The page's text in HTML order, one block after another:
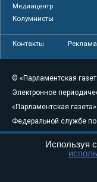
Медиацентр
Колумнисты
Контакты Реклама
© «Парламентская
Электронное
«Парламентская
Федеральной службе
связи, информационных
массовых
Свидетельство о
Используя